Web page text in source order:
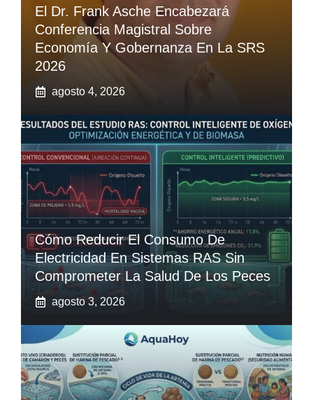
El Dr. Frank Asche Encabezará
Conferencia Magistral Sobre
Economía Y Gobernanza En La SRS
2026
agosto 4, 2026
Cómo Reducir El Consumo De
Electricidad En Sistemas RAS Sin
Comprometer La Salud De Los Peces
agosto 3, 2026